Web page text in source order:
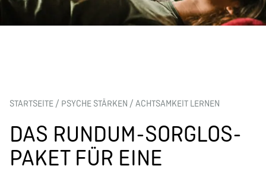
STARTSEITE / PSYCHE STÄRKEN / ACHTSAMKEIT LERNEN
DAS RUNDUM-SORGLOS-
PAKET FÜR EINE